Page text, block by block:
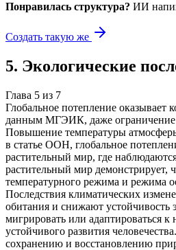
Понравилась структура? ИИ
Создать такую же
5. Экологические
Глава 5 из 7
Глобальное потепление
данным МГЭИК, даже ограничение
Повышение температуры
в статье ООН, глобальное
растительный мир, где
растительный мир
температурного режима и режима
Последствия климатических
обитания и снижают
мигрировать или адаптироваться
устойчивого развития
сохранению и восстановлению